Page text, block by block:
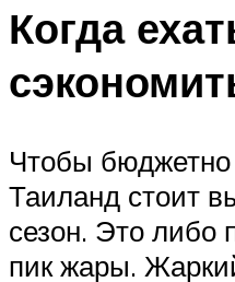
Когда
Чтобы бюджетно
Таиланд стоит
сезон. Это либо
пик жары.